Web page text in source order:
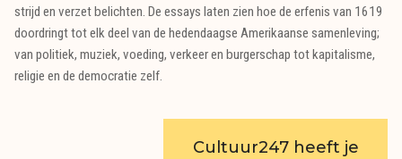
strijd en verzet belichten. De essays laten zien hoe de erfenis van 1619
doordringt tot elk deel van de hedendaagse Amerikaanse samenleving;
van politiek, muziek, voeding, verkeer en burgerschap tot kapitalisme,
religie en de democratie zelf.
Cultuur247 heeft je